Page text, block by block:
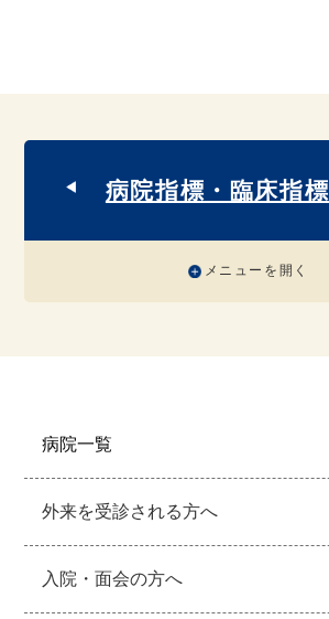
病院指標・臨床指標
メニューを開く
病院一覧
外来を受診される方へ
入院・面会の方へ